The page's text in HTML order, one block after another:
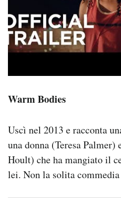
Warm Bodies
Uscì nel 2013 e racconta
una donna (Teresa
Hoult) che ha mangiato il
lei. Non la solita